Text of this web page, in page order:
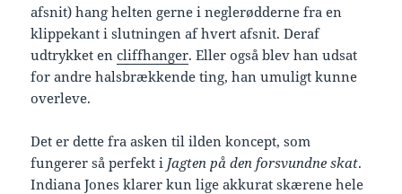
afsnit) hang helten gerne i neglerødderne fra en
klippekant i slutningen af hvert afsnit. Deraf
udtrykket encliffhanger. Eller også blev han udsat
for andre halsbrækkende ting, han umuligt kunne
overleve.
Det er dette fra asken til ilden koncept, som
fungerer så perfekt i Jagten på den forsvundne skat.
Indiana Jones klarer kun lige akkurat skærene hele